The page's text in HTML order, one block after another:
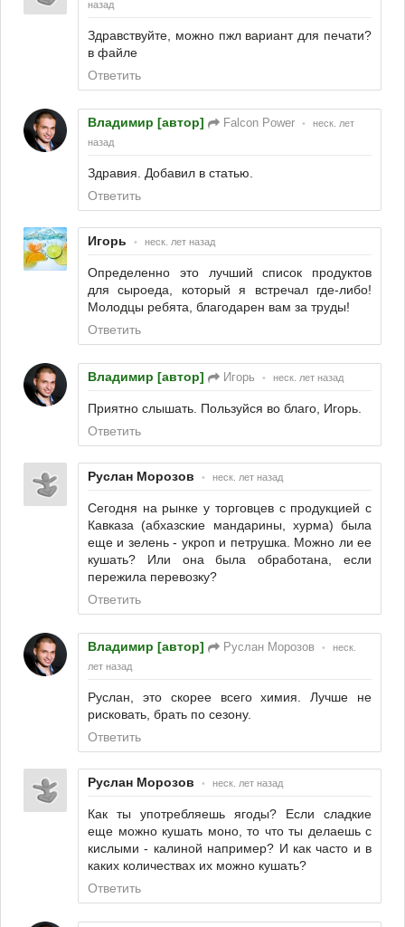
назад
Здравствуйте, можно пжл вариант для печати?
в файле
Ответить
Владимир [автор] Falcon Power •
неск. лет
назад
Здравия. Добавил в статью.
Ответить
Игорь • неск. лет назад
Определенно это лучший список продуктов
для сыроеда, который я встречал где-либо!
Молодцы ребята, благодарен вам за труды!
Ответить
Владимир [автор] Игорь • неск. лет назад
Приятно слышать. Пользуйся во благо, Игорь.
Ответить
Руслан Морозов • неск. лет назад
Сегодня на рынке у торговцев с продукцией с
Кавказа (абхазские мандарины, хурма) была
еще и зелень - укроп и петрушка. Можно ли ее
кушать? Или она была обработана, если
пережила перевозку?
Ответить
Владимир [автор] Руслан Морозов •
неск.
лет назад
Руслан, это скорее всего химия. Лучше не
рисковать, брать по сезону.
Ответить
Руслан Морозов • неск. лет назад
Как ты употребляешь ягоды? Если сладкие
еще можно кушать моно, то что ты делаешь с
кислыми - калиной например? И как часто и в
каких количествах их можно кушать?
Ответить